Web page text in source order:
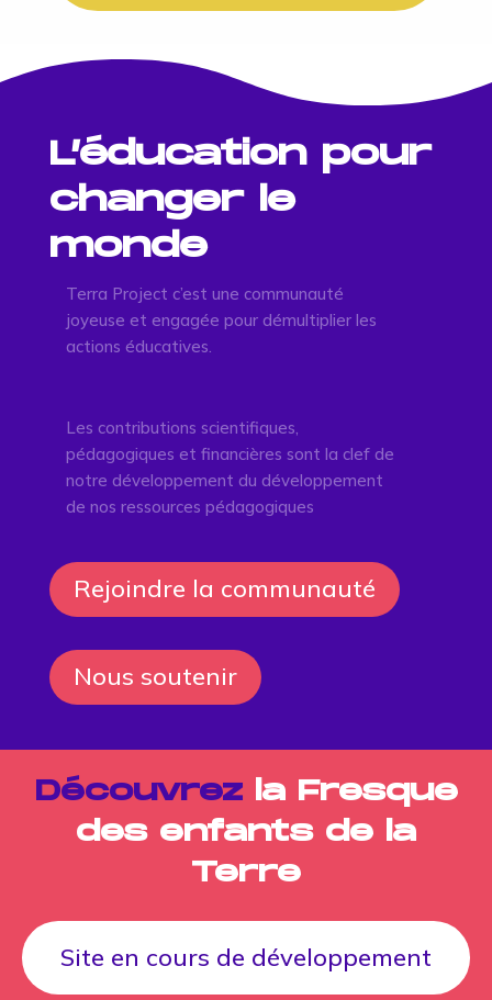
L’éducation pour
changer le
monde
Terra Project c’est une communauté
joyeuse et engagée pour démultiplier les
actions éducatives.
Les contributions scientifiques,
pédagogiques et financières sont la clef de
notre développement du développement
de nos ressources pédagogiques
Rejoindre la communauté
Nous soutenir
Découvrez la Fresque
des enfants de la
Terre
Site en cours de développement